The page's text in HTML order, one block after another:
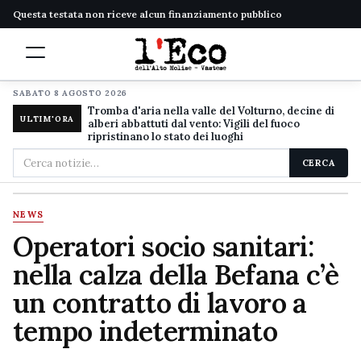
Questa testata non riceve alcun finanziamento pubblico
SABATO 8 AGOSTO 2026
ULTIM'ORA
Tromba d'aria nella valle del Volturno, decine di
alberi abbattuti dal vento: Vigili del fuoco
ripristinano lo stato dei luoghi
Cerca
nel
sito
CERCA
NEWS
Operatori socio sanitari:
nella calza della Befana c’è
un contratto di lavoro a
tempo indeterminato